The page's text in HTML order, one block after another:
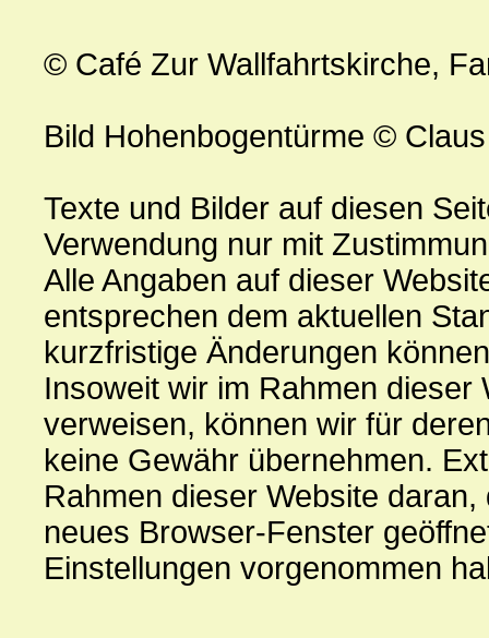
© Café Zur Wallfahrtskirche,
Bild Hohenbogentürme ©
Texte und Bilder auf diesen
Verwendung nur mit
Alle Angaben auf dieser
entsprechen dem aktuellen
kurzfristige Änderungen
Insoweit wir im Rahmen dieser
verweisen, können wir für
keine Gewähr übernehmen.
Rahmen dieser Website
neues Browser-Fenster
Einstellungen vorgenommen